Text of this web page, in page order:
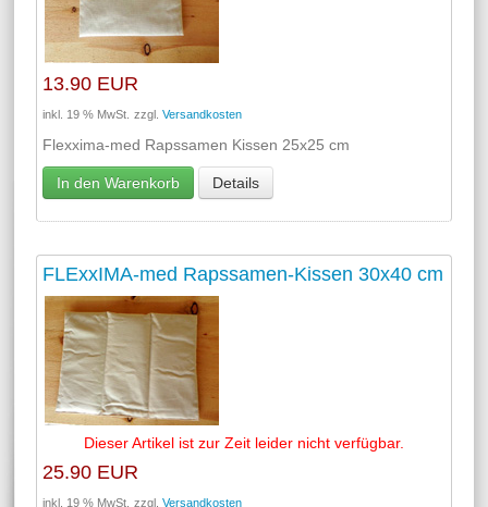
13.90 EUR
inkl. 19 % MwSt. zzgl.Versandkosten
Flexxima-med Rapssamen Kissen 25x25 cm
In den Warenkorb Details
FLExxIMA-med Rapssamen-Kissen 30x40 cm
Dieser Artikel ist zur Zeit leider nicht verfügbar.
25.90 EUR
inkl. 19 % MwSt. zzgl.Versandkosten